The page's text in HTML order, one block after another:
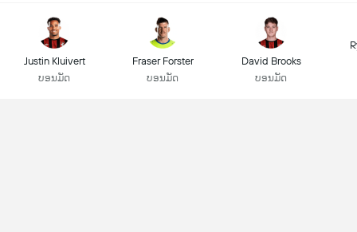
Justin Kluivert
ບອນມັດ
Fraser Forster
ບອນມັດ
David Brooks
ບອນມັດ